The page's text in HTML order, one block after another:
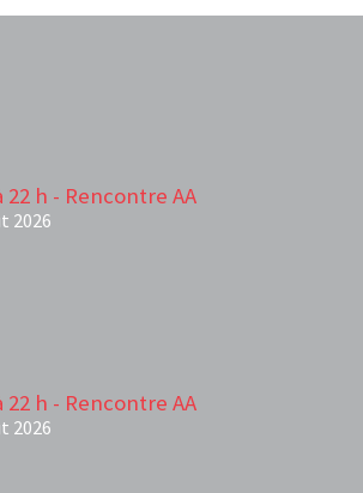
22 h - Rencontre AA
2026
22 h - Rencontre AA
2026